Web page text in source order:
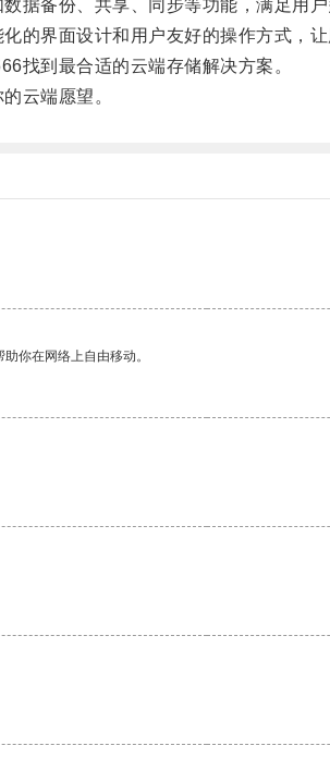
备份、共享、同步等功能，满足用户
界面设计和用户友好的操作方式，让
到最合适的云端存储解决方案。
云端愿望。
你在网络上自由移动。